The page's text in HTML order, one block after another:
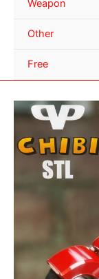
Weapon
Other
Free